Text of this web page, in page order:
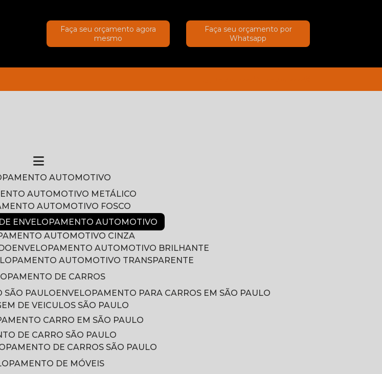
Faça seu orçamento agora
mesmo
Faça seu orçamento por
Whatsapp
AUTOMOTIVO
AUTOMOTIVO METÁLICO
AUTOMOTIVO FOSCO
DE ENVELOPAMENTO AUTOMOTIVO
AUTOMOTIVO CINZA
ENVELOPAMENTO AUTOMOTIVO BRILHANTE
AUTOMOTIVO TRANSPARENTE
DE CARROS
SÃO PAULO
ENVELOPAMENTO PARA CARROS EM SÃO PAULO
DE VEICULOS SÃO PAULO
CARRO EM SÃO PAULO
DE CARRO SÃO PAULO
DE CARROS SÃO PAULO
DE MÓVEIS